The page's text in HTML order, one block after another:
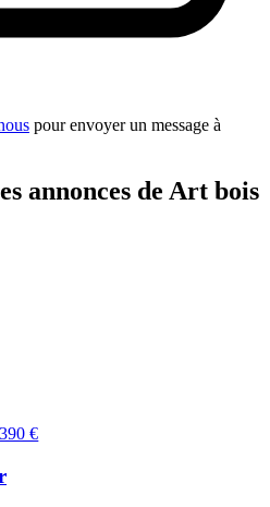
pour envoyer un message à
annonces de Art bois
390 €